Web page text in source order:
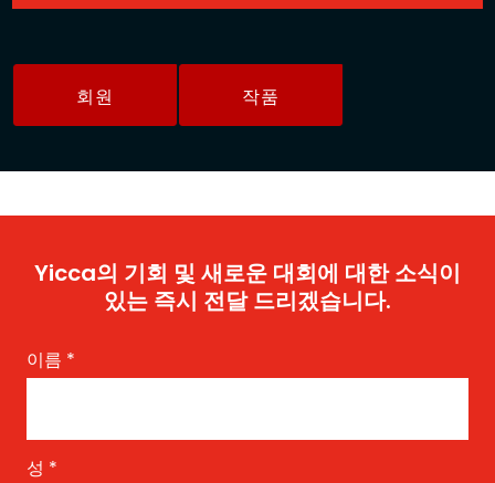
회원 작품
Yicca의 기회 및 새로운 대회에 대한 소식이
있는 즉시 전달 드리겠습니다.
이름 *
성 *